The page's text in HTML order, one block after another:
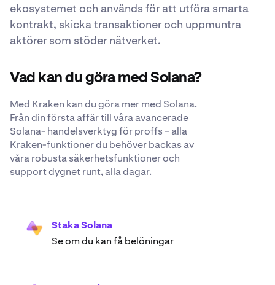
ekosystemet och används för att utföra smarta
kontrakt, skicka transaktioner och uppmuntra
aktörer som stöder nätverket.
Vad kan du göra med Solana?
Med Kraken kan du göra mer med Solana.
Från din första affär till våra avancerade
Solana- handelsverktyg för proffs – alla
Kraken-funktioner du behöver backas av
våra robusta säkerhetsfunktioner och
support dygnet runt, alla dagar.
Staka Solana
Se om du kan få belöningar